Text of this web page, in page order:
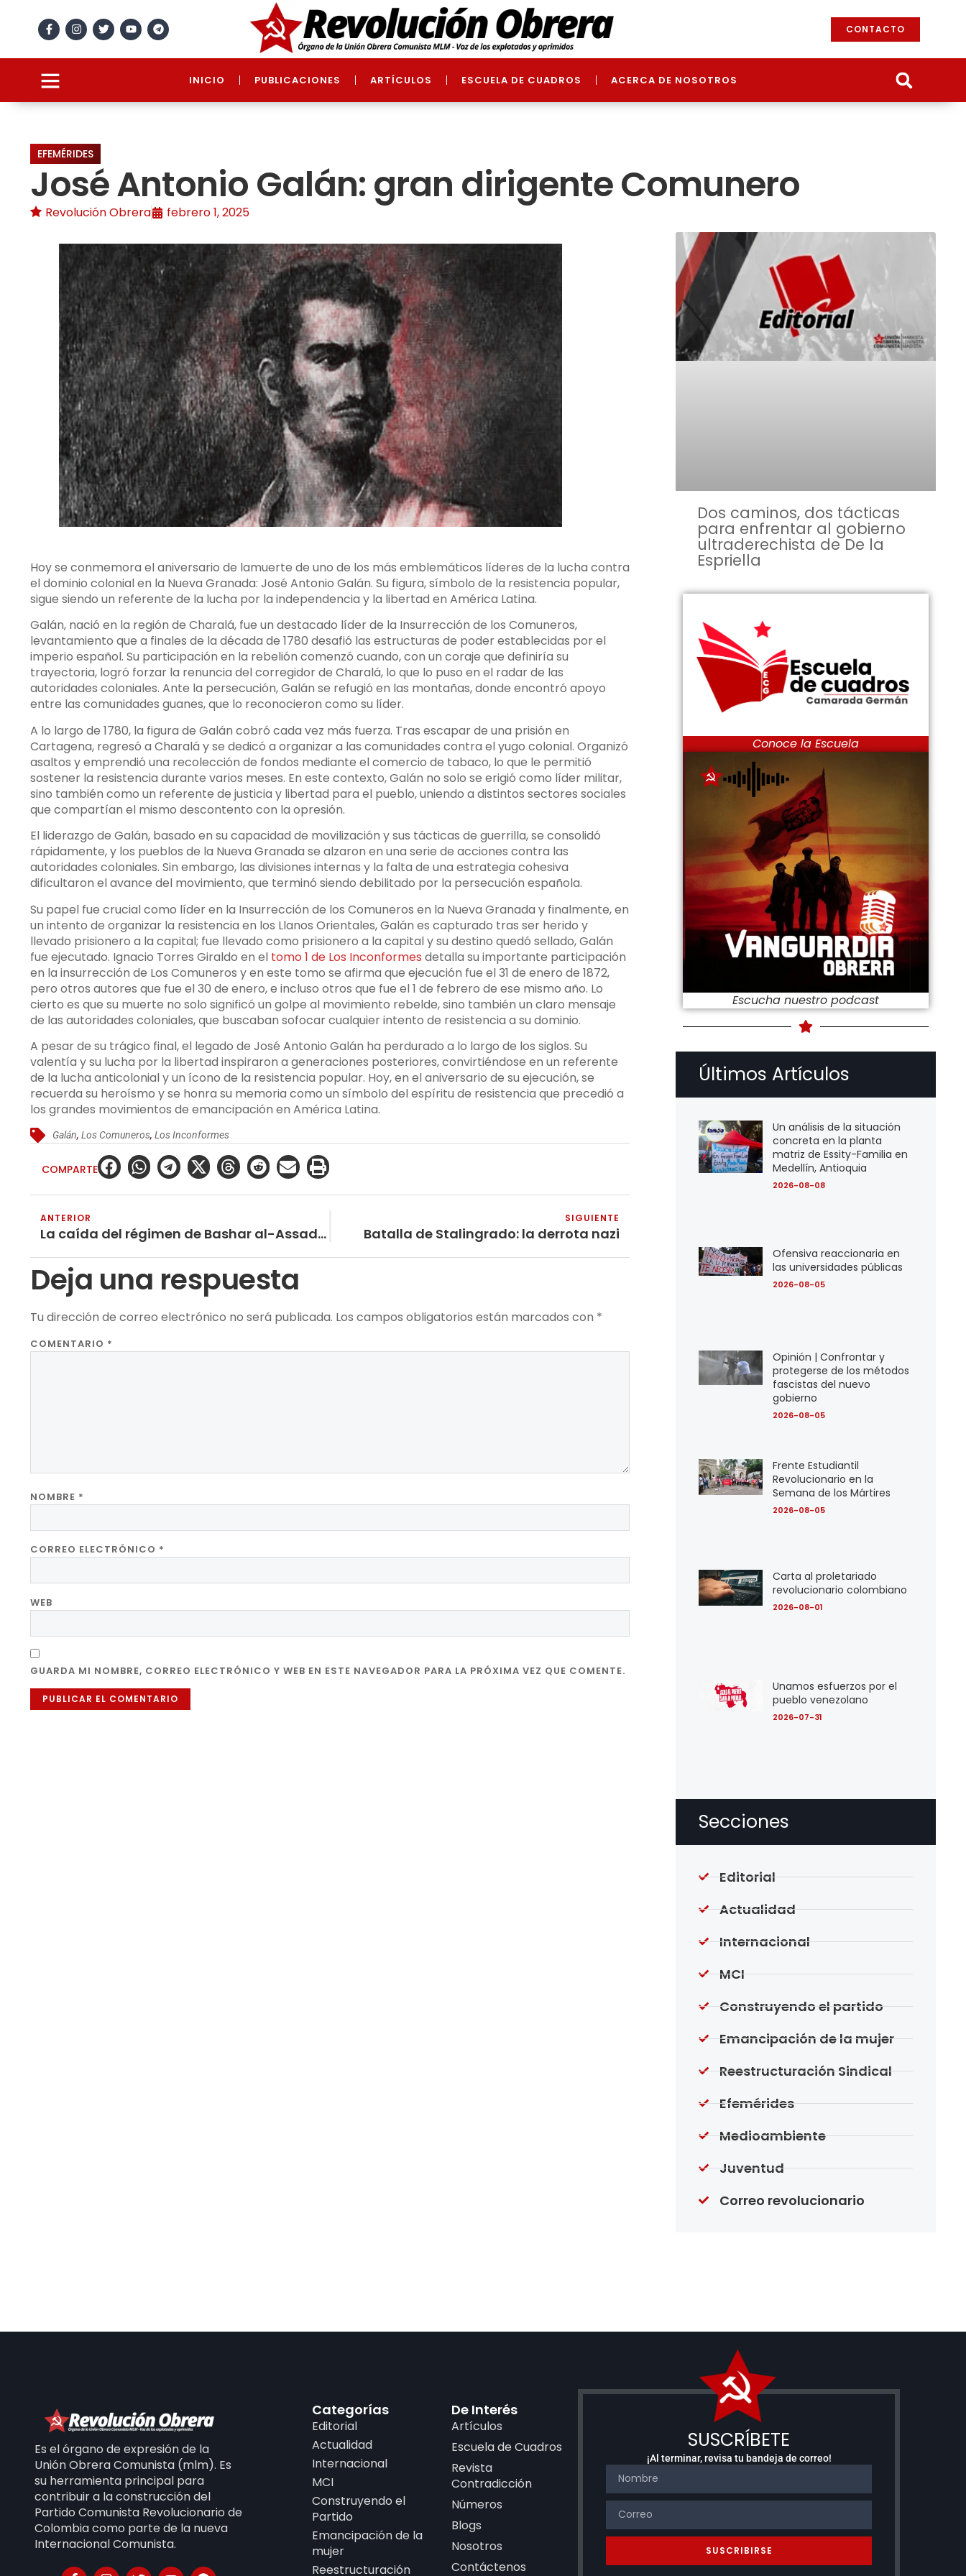
CONTACTO
INICIO PUBLICACIONES ARTÍCULOS ESCUELA DE CUADROS ACERCA DE NOSOTROS
EFEMÉRIDES
José Antonio Galán: gran dirigente Comunero
Revolución Obrera febrero 1, 2025
Hoy se conmemora el aniversario de lamuerte de uno de los más emblemáticos líderes de la lucha contra
el dominio colonial en la Nueva Granada: José Antonio Galán. Su figura, símbolo de la resistencia popular,
sigue siendo un referente de la lucha por la independencia y la libertad en América Latina.
Galán, nació en la región de Charalá, fue un destacado líder de la Insurrección de los Comuneros,
levantamiento que a finales de la década de 1780 desafió las estructuras de poder establecidas por el
imperio español. Su participación en la rebelión comenzó cuando, con un coraje que definiría su
trayectoria, logró forzar la renuncia del corregidor de Charalá, lo que lo puso en el radar de las
autoridades coloniales. Ante la persecución, Galán se refugió en las montañas, donde encontró apoyo
entre las comunidades guanes, que lo reconocieron como su líder.
A lo largo de 1780, la figura de Galán cobró cada vez más fuerza. Tras escapar de una prisión en
Cartagena, regresó a Charalá y se dedicó a organizar a las comunidades contra el yugo colonial. Organizó
asaltos y emprendió una recolección de fondos mediante el comercio de tabaco, lo que le permitió
sostener la resistencia durante varios meses. En este contexto, Galán no solo se erigió como líder militar,
sino también como un referente de justicia y libertad para el pueblo, uniendo a distintos sectores sociales
que compartían el mismo descontento con la opresión.
El liderazgo de Galán, basado en su capacidad de movilización y sus tácticas de guerrilla, se consolidó
rápidamente, y los pueblos de la Nueva Granada se alzaron en una serie de acciones contra las
autoridades coloniales. Sin embargo, las divisiones internas y la falta de una estrategia cohesiva
dificultaron el avance del movimiento, que terminó siendo debilitado por la persecución española.
Su papel fue crucial como líder en la Insurrección de los Comuneros en la Nueva Granada y finalmente, en
un intento de organizar la resistencia en los Llanos Orientales, Galán es capturado tras ser herido y
llevado prisionero a la capital; fue llevado como prisionero a la capital y su destino quedó sellado, Galán
fue ejecutado. Ignacio Torres Giraldo en el tomo 1 de Los Inconformes detalla su importante participación
en la insurrección de Los Comuneros y en este tomo se afirma que ejecución fue el 31 de enero de 1872,
pero otros autores que fue el 30 de enero, e incluso otros que fue el 1 de febrero de ese mismo año. Lo
cierto es que su muerte no solo significó un golpe al movimiento rebelde, sino también un claro mensaje
de las autoridades coloniales, que buscaban sofocar cualquier intento de resistencia a su dominio.
A pesar de su trágico final, el legado de José Antonio Galán ha perdurado a lo largo de los siglos. Su
valentía y su lucha por la libertad inspiraron a generaciones posteriores, convirtiéndose en un referente
de la lucha anticolonial y un ícono de la resistencia popular. Hoy, en el aniversario de su ejecución, se
recuerda su heroísmo y se honra su memoria como un símbolo del espíritu de resistencia que precedió a
los grandes movimientos de emancipación en América Latina.
Galán,Los Comuneros,Los Inconformes
COMPARTE
ANTERIOR
La caída del régimen de Bashar al-Assad y el ascenso de los fundamentalistas islámicos en Siria: Causas y consecuencias – desde Afganistán
SIGUIENTE
Batalla de Stalingrado: la derrota nazi
Deja una respuesta
Tu dirección de correo electrónico no será publicada. Los campos obligatorios están marcados con *
COMENTARIO *
NOMBRE *
CORREO ELECTRÓNICO *
WEB
GUARDA MI NOMBRE, CORREO ELECTRÓNICO Y WEB EN ESTE NAVEGADOR PARA LA PRÓXIMA VEZ QUE COMENTE.
Dos caminos, dos tácticas
para enfrentar al gobierno
ultraderechista de De la
Espriella
Conoce la Escuela
Escucha nuestro podcast
Últimos Artículos
Un análisis de la situación
concreta en la planta
matriz de Essity-Familia en
Medellín, Antioquia
2026-08-08
Ofensiva reaccionaria en
las universidades públicas
2026-08-05
Opinión | Confrontar y
protegerse de los métodos
fascistas del nuevo
gobierno
2026-08-05
Frente Estudiantil
Revolucionario en la
Semana de los Mártires
2026-08-05
Carta al proletariado
revolucionario colombiano
2026-08-01
Unamos esfuerzos por el
pueblo venezolano
2026-07-31
Secciones
Editorial
Actualidad
Internacional
MCI
Construyendo el partido
Emancipación de la mujer
Reestructuración Sindical
Efemérides
Medioambiente
Juventud
Correo revolucionario
Es el órgano de expresión de la
Unión Obrera Comunista (mlm). Es
su herramienta principal para
contribuir a la construcción del
Partido Comunista Revolucionario de
Colombia como parte de la nueva
Internacional Comunista.
Categorías
Editorial
Actualidad
Internacional
MCI
Construyendo el
Partido
Emancipación de la
mujer
Reestructuración
De Interés
Artículos
Escuela de Cuadros
Revista
Contradicción
Números
Blogs
Nosotros
Contáctenos
SUSCRÍBETE
¡Al terminar, revisa tu bandeja de correo!
SUSCRIBIRSE